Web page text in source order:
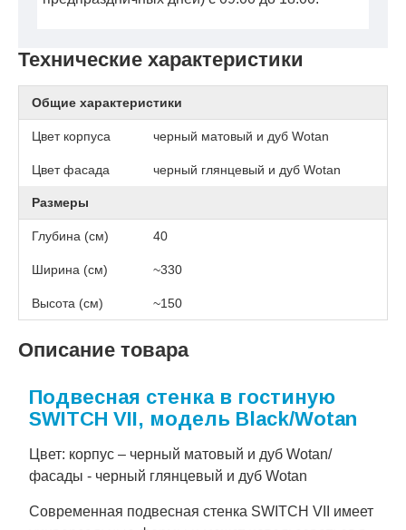
Технические характеристики
Общие характеристики
Цвет корпуса черный матовый и дуб Wotan
Цвет фасада черный глянцевый и дуб Wotan
Размеры
Глубина (см) 40
Ширина (см) ~330
Высота (см) ~150
Описание товара
Подвесная стенка в гостиную
SWITCH VII, модель Black/Wotan
Цвет: корпус – черный матовый и дуб Wotan/
фасады - черный глянцевый и дуб Wotan
Современная подвесная стенка SWITCH VII имеет